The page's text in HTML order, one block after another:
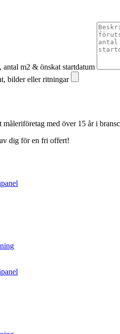
m2 & önskat startdatum
bilder eller ritningar
med över 15 år i
dig för en fri offert!